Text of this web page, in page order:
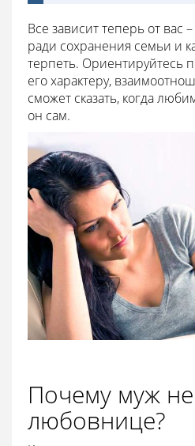
Все зависит теперь от вас
ради сохранения семьи и
терпеть. Ориентируйтесь
его характеру,
сможет сказать, когда
он сам.
Почему муж
любовнице?